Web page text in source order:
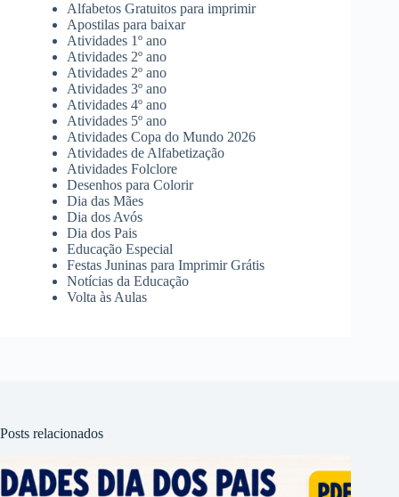
Alfabetos Gratuitos para imprimir
Apostilas para baixar
Atividades 1º ano
Atividades 2º ano
Atividades 2º ano
Atividades 3º ano
Atividades 4º ano
Atividades 5º ano
Atividades Copa do Mundo 2026
Atividades de Alfabetização
Atividades Folclore
Desenhos para Colorir
Dia das Mães
Dia dos Avós
Dia dos Pais
Educação Especial
Festas Juninas para Imprimir Grátis
Notícias da Educação
Volta às Aulas
Posts relacionados